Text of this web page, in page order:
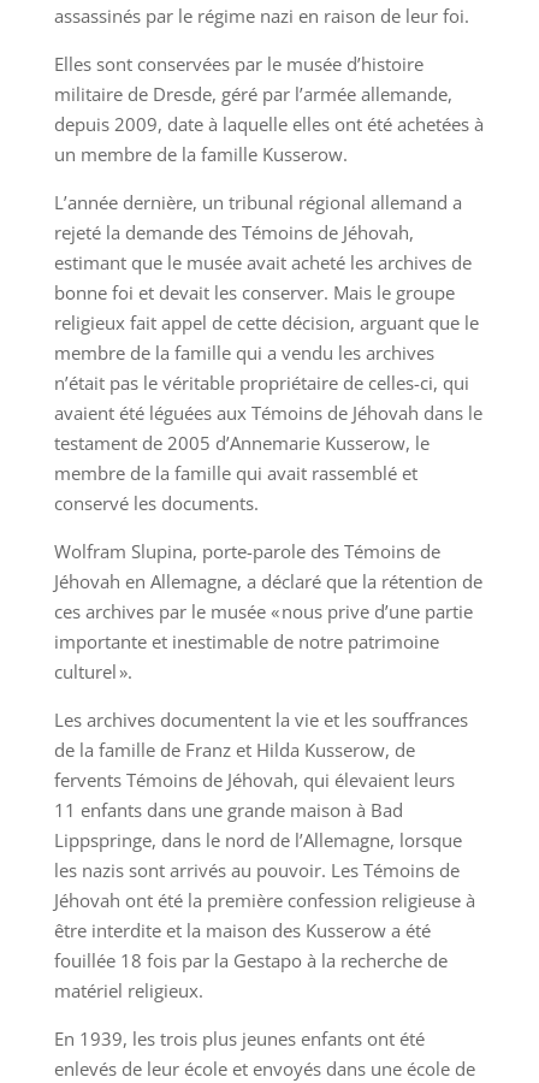
assassinés par le régime nazi en raison de leur foi.
Elles sont conservées par le musée d’histoire
militaire de Dresde, géré par l’armée allemande,
depuis 2009, date à laquelle elles ont été achetées à
un membre de la famille Kusserow.
L’année dernière, un tribunal régional allemand a
rejeté la demande des Témoins de Jéhovah,
estimant que le musée avait acheté les archives de
bonne foi et devait les conserver. Mais le groupe
religieux fait appel de cette décision, arguant que le
membre de la famille qui a vendu les archives
n’était pas le véritable propriétaire de celles-ci, qui
avaient été léguées aux Témoins de Jéhovah dans le
testament de 2005 d’Annemarie Kusserow, le
membre de la famille qui avait rassemblé et
conservé les documents.
Wolfram Slupina, porte-parole des Témoins de
Jéhovah en Allemagne, a déclaré que la rétention de
ces archives par le musée « nous prive d’une partie
importante et inestimable de notre patrimoine
culturel ».
Les archives documentent la vie et les souffrances
de la famille de Franz et Hilda Kusserow, de
fervents Témoins de Jéhovah, qui élevaient leurs
11 enfants dans une grande maison à Bad
Lippspringe, dans le nord de l’Allemagne, lorsque
les nazis sont arrivés au pouvoir. Les Témoins de
Jéhovah ont été la première confession religieuse à
être interdite et la maison des Kusserow a été
fouillée 18 fois par la Gestapo à la recherche de
matériel religieux.
En 1939, les trois plus jeunes enfants ont été
enlevés de leur école et envoyés dans une école de